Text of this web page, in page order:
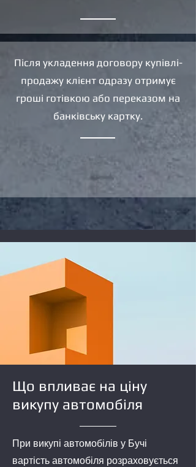
Після укладення договору купівлі-
продажу клієнт одразу отримує
гроші готівкою або переказом на
банківську картку.
Що впливає на ціну
викупу автомобіля
При викупі автомобілів у Бучі
вартість автомобіля розраховується